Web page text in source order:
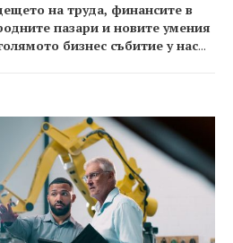
на труда, финансите в
пазари и новите умения
бизнес събитие у нас...